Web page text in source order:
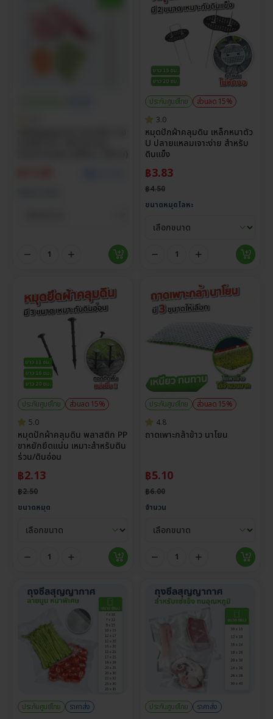
ประกันศูนย์ไทย
ส่วนลด 15%
3.0
หมุดปักผ้าคลุมดิน เหล็กหนาตัว
U ปลายแหลมเจาะง่าย สำหรับ
ดินแข็ง
฿3.83
฿4.50
ขนาดหมุดโลหะ
ประกันศูนย์ไทย
ส่วนลด 15%
5.0
หมุดปักผ้าคลุมดิน พลาสติก PP
ขาหยักยึดแน่น เหมาะสำหรับดิน
ร่วน/ดินอ่อน
฿2.13
฿2.50
ขนาดหมุด
ประกันศูนย์ไทย
ส่วนลด 15%
4.8
ถาดเพาะกล้าข้าว นาโยน
฿5.10
฿6.00
จำนวน
ประกันศูนย์ไทย
ราคาส่ง
ประกันศูนย์ไทย
ราคาส่ง